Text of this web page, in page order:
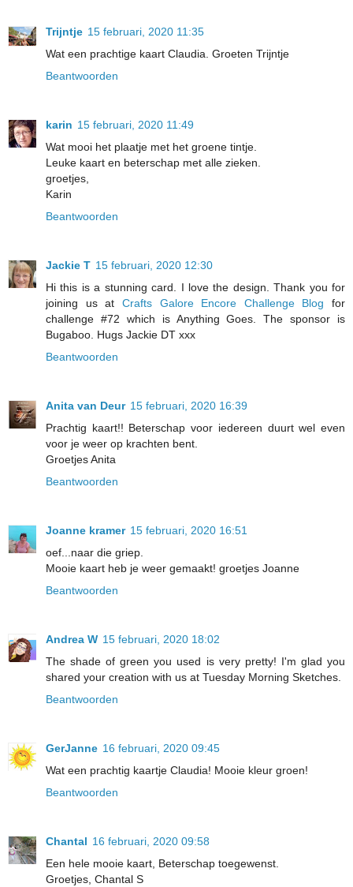
Trijntje 15 februari, 2020 11:35
Wat een prachtige kaart Claudia. Groeten Trijntje
Beantwoorden
karin 15 februari, 2020 11:49
Wat mooi het plaatje met het groene tintje.
Leuke kaart en beterschap met alle zieken.
groetjes,
Karin
Beantwoorden
Jackie T 15 februari, 2020 12:30
Hi this is a stunning card. I love the design. Thank you for
joining us at Crafts Galore Encore Challenge Blog for
challenge #72 which is Anything Goes. The sponsor is
Bugaboo. Hugs Jackie DT xxx
Beantwoorden
Anita van Deur 15 februari, 2020 16:39
Prachtig kaart!! Beterschap voor iedereen duurt wel even
voor je weer op krachten bent.
Groetjes Anita
Beantwoorden
Joanne kramer 15 februari, 2020 16:51
oef...naar die griep.
Mooie kaart heb je weer gemaakt! groetjes Joanne
Beantwoorden
Andrea W 15 februari, 2020 18:02
The shade of green you used is very pretty! I'm glad you
shared your creation with us at Tuesday Morning Sketches.
Beantwoorden
GerJanne 16 februari, 2020 09:45
Wat een prachtig kaartje Claudia! Mooie kleur groen!
Beantwoorden
Chantal 16 februari, 2020 09:58
Een hele mooie kaart, Beterschap toegewenst.
Groetjes, Chantal S